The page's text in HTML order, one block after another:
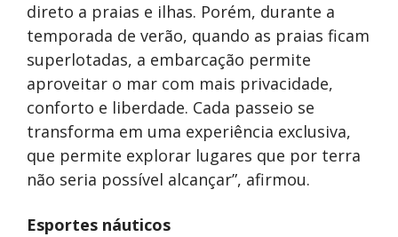
direto a praias e ilhas. Porém, durante a
temporada de verão, quando as praias ficam
superlotadas, a embarcação permite
aproveitar o mar com mais privacidade,
conforto e liberdade. Cada passeio se
transforma em uma experiência exclusiva,
que permite explorar lugares que por terra
não seria possível alcançar”, afirmou.
Esportes náuticos